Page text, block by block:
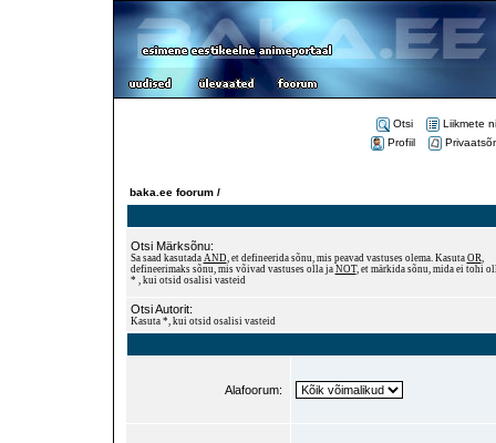
Otsi
Liikmete
Profiil
baka.ee foorum /
Otsi Märksõnu:
Sa saad kasutada AND, et defineerida sõnu, mis peavad vastuses olema. Kasuta OR,
defineerimaks sõnu, mis võivad vastuses olla ja NOT, et märkida sõnu, mida ei tohi
* , kui otsid osalisi vasteid
Otsi Autorit:
Kasuta *, kui otsid osalisi vasteid
Alafoorum: